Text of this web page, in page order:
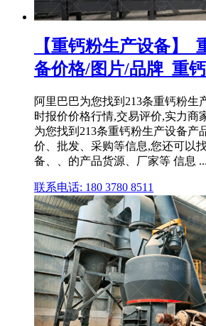
【重钙粉生产设备】_
备价格/图片/品牌_重
阿里巴巴为您找到213条重钙粉生
时报价价格行情,交易评价,实力商
为您找到213条重钙粉生产设备产
价、批发、采购等信息,您还可以
备、、的产品货源、厂家等 信息 ...
联系电话: 180 3780 8511